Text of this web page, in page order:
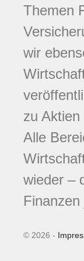
Themen
wir
zu Aktien
Alle
wieder –
© 2026 -